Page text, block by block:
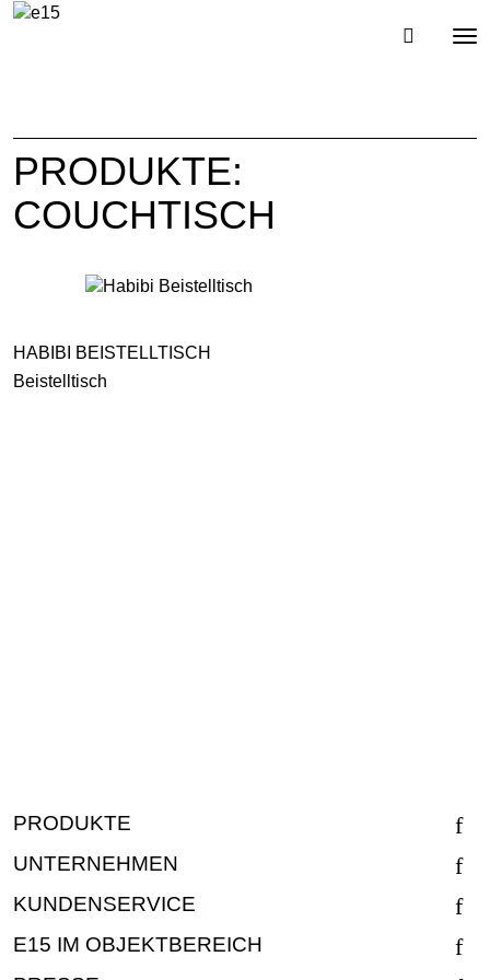
PRODUKTE:
COUCHTISCH
HABIBI BEISTELLTISCH
Beistelltisch
PRODUKTE
UNTERNEHMEN
KUNDENSERVICE
E15 IM OBJEKTBEREICH